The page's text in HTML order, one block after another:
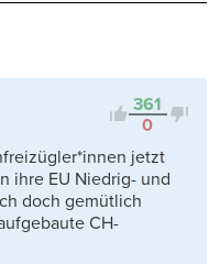
Kontrovers
361
0
jetzt
ihre EU Niedrig- und
doch gemütlich
CH-